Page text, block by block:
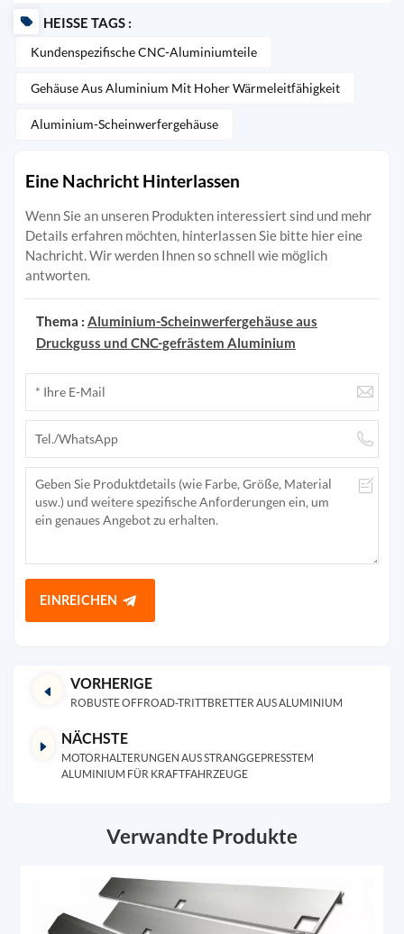
HEISSE TAGS :
Kundenspezifische CNC-Aluminiumteile
Gehäuse Aus Aluminium Mit Hoher Wärmeleitfähigkeit
Aluminium-Scheinwerfergehäuse
Eine Nachricht Hinterlassen
Wenn Sie an unseren Produkten interessiert sind und mehr
Details erfahren möchten, hinterlassen Sie bitte hier eine
Nachricht. Wir werden Ihnen so schnell wie möglich
antworten.
Thema : Aluminium-Scheinwerfergehäuse aus
Druckguss und CNC-gefrästem Aluminium
EINREICHEN
VORHERIGE
ROBUSTE OFFROAD-TRITTBRETTER AUS ALUMINIUM
NÄCHSTE
MOTORHALTERUNGEN AUS STRANGGEPRESSTEM
ALUMINIUM FÜR KRAFTFAHRZEUGE
Verwandte Produkte